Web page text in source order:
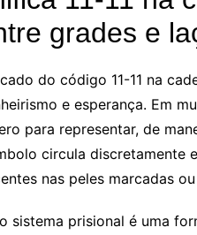
grades e
do código 11-11 na
e esperança. Em
para representar, de
circula discretamente
nas peles marcadas
sistema prisional é uma